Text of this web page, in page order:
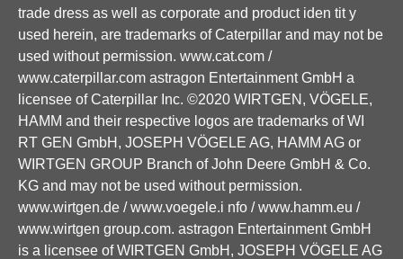
trade dress as well as corporate and product iden tit y
used herein, are trademarks of Caterpillar and may not be
used without permission. www.cat.com /
www.caterpillar.com astragon Entertainment GmbH a
licensee of Caterpillar Inc. ©2020 WIRTGEN, VÖGELE,
HAMM and their respective logos are trademarks of WI
RT GEN GmbH, JOSEPH VÖGELE AG, HAMM AG or
WIRTGEN GROUP Branch of John Deere GmbH & Co.
KG and may not be used without permission.
www.wirtgen.de / www.voegele.i nfo / www.hamm.eu /
www.wirtgen group.com. astragon Entertainment GmbH
is a licensee of WIRTGEN GmbH, JOSEPH VÖGELE AG